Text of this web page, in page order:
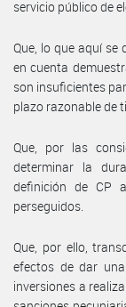
servicio público de
Que, lo que aquí se
en cuenta
son insuficientes
plazo razonable de
Que, por las
determinar la
definición de CP
perseguidos.
Que, por ello,
efectos de dar
inversiones a